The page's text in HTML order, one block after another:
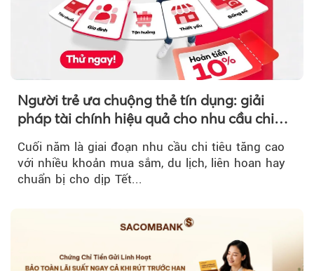
Người trẻ ưa chuộng thẻ tín dụng: giải
pháp tài chính hiệu quả cho nhu cầu chi
Cuối năm là giai đoạn nhu cầu chi tiêu tăng cao
với nhiều khoản mua sắm, du lịch, liên hoan hay
chuẩn bị cho dịp Tết...